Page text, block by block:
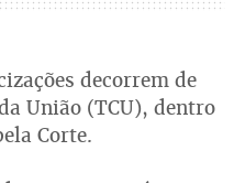
decorrem de
União (TCU), dentro
Corte.